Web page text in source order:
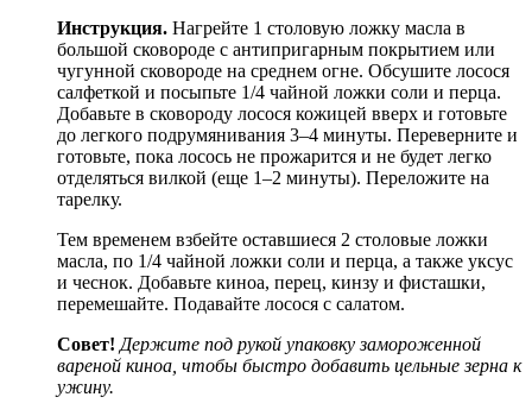
Инструкция. Нагрейте 1 столовую ложку масла в
большой сковороде с антипригарным покрытием или
чугунной сковороде на среднем огне. Обсушите лосося
салфеткой и посыпьте 1/4 чайной ложки соли и перца.
Добавьте в сковороду лосося кожицей вверх и готовьте
до легкого подрумянивания 3–4 минуты. Переверните и
готовьте, пока лосось не прожарится и не будет легко
отделяться вилкой (еще 1–2 минуты). Переложите на
тарелку.
Тем временем взбейте оставшиеся 2 столовые ложки
масла, по 1/4 чайной ложки соли и перца, а также уксус
и чеснок. Добавьте киноа, перец, кинзу и фисташки,
перемешайте. Подавайте лосося с салатом.
Совет! Держите под рукой упаковку замороженной
вареной киноа, чтобы быстро добавить цельные зерна к
ужину.